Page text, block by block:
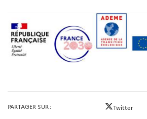
PARTAGER SUR Twitter